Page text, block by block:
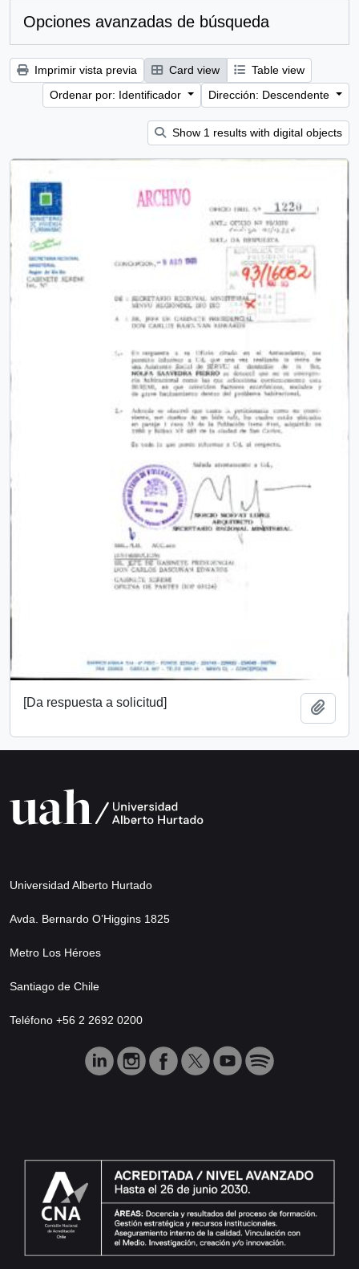
Opciones avanzadas de búsqueda
Imprimir vista previa Card view
Table view
Ordenar por: Identificador
Dirección: Descendente
Show 1 results with digital objects
[Da respuesta a solicitud]
Universidad Alberto Hurtado
Avda. Bernardo O’Higgins 1825
Metro Los Héroes
Santiago de Chile
Teléfono +56 2 2692 0200